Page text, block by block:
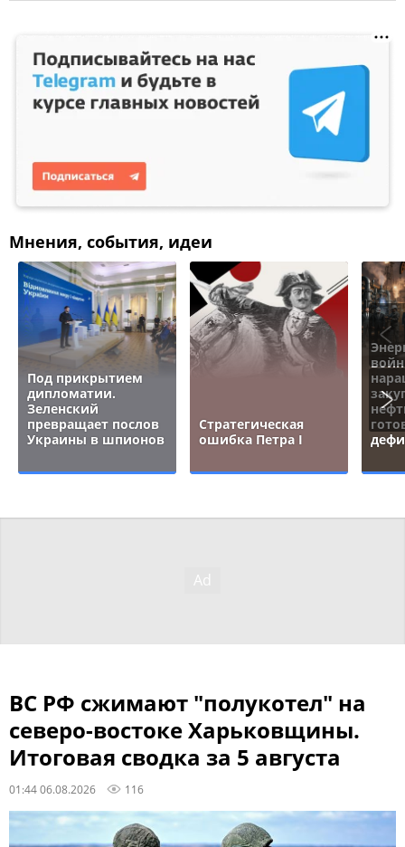
Мнения, события, идеи
Под прикрытием
дипломатии.
Зеленский
превращает послов
Украины в шпионов
Стратегическая
ошибка Петра I
ВС РФ сжимают "полукотел" на
северо-востоке Харьковщины.
Итоговая сводка за 5 августа
01:44 06.08.2026 116